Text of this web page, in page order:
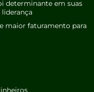
determinante em suas
maior faturamento para